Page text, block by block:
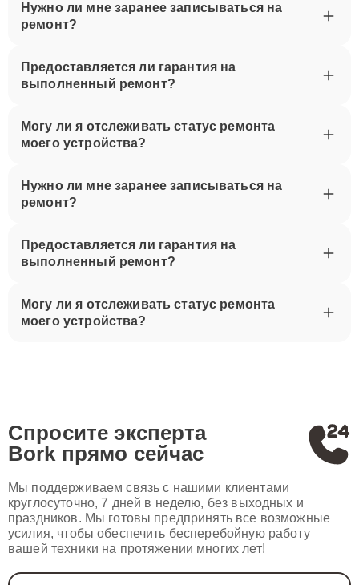
Нужно ли мне заранее записываться на
ремонт?
Предоставляется ли гарантия на
выполненный ремонт?
Могу ли я отслеживать статус ремонта
моего устройства?
Нужно ли мне заранее записываться на
ремонт?
Предоставляется ли гарантия на
выполненный ремонт?
Могу ли я отслеживать статус ремонта
моего устройства?
Спросите эксперта
Bork прямо сейчас
Мы поддерживаем связь с нашими клиентами
круглосуточно, 7 дней в неделю, без выходных и
праздников. Мы готовы предпринять все возможные
усилия, чтобы обеспечить бесперебойную работу
вашей техники на протяжении многих лет!